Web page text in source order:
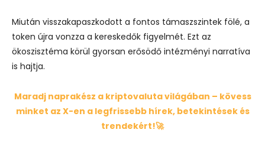
Miután visszakapaszkodott a fontos támaszszintek fölé, a
token újra vonzza a kereskedők figyelmét. Ezt az
ökoszisztéma körül gyorsan erősödő intézményi narratíva
is hajtja.
Maradj naprakész a kriptovaluta világában – kövess
minket az X-en a legfrissebb hírek, betekintések és
trendekért!🚀